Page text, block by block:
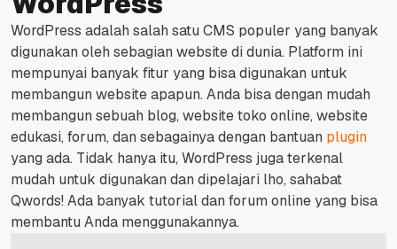
WordPress adalah salah satu CMS populer yang banyak
digunakan oleh sebagian website di dunia. Platform ini
mempunyai banyak fitur yang bisa digunakan untuk
membangun website apapun. Anda bisa dengan mudah
membangun sebuah blog, website toko online, website
edukasi, forum, dan sebagainya dengan bantuan plugin
yang ada. Tidak hanya itu, WordPress juga terkenal
mudah untuk digunakan dan dipelajari lho, sahabat
Qwords! Ada banyak tutorial dan forum online yang bisa
membantu Anda menggunakannya.